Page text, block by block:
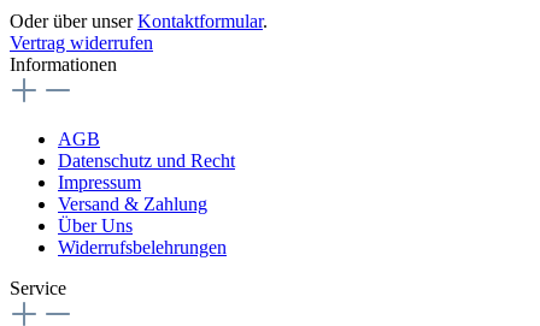
Oder über unserKontaktformular.
Vertrag widerrufen
Informationen
AGB
Datenschutz und Recht
Impressum
Versand & Zahlung
Über Uns
Widerrufsbelehrungen
Service